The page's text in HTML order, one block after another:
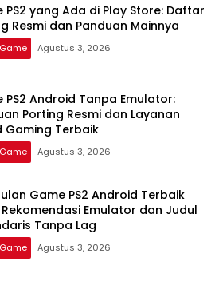
PS2 yang Ada di Play Store: Daftar
Resmi dan Panduan Mainnya
Agustus 3, 2026
PS2 Android Tanpa Emulator:
Porting Resmi dan Layanan
Gaming Terbaik
Agustus 3, 2026
Game PS2 Android Terbaik
Rekomendasi Emulator dan Judul
Tanpa Lag
Agustus 3, 2026